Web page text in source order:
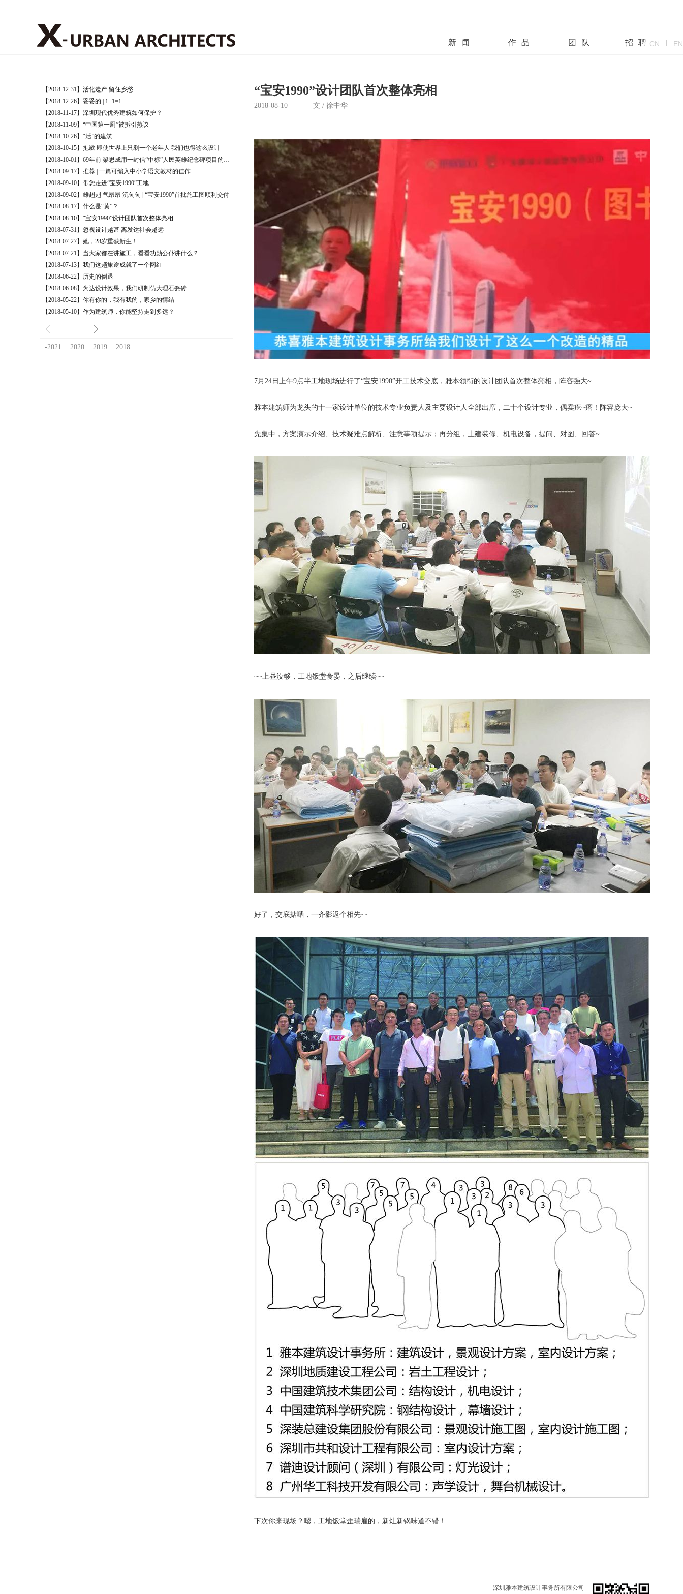
新闻 作品 团队 招聘CN EN
“宝安1990”设计团队首次整体亮相
2018-08-10 文 / 徐中华
7月24日上午9点半工地现场进行了“宝安1990”开工技术交底，雅本领衔的设计团队首次整体亮相，阵容强大~
雅本建筑师为龙头的十一家设计单位的技术专业负责人及主要设计人全部出席，二十个设计专业，偶卖疙~瘩！阵容庞大~
先集中，方案演示介绍、技术疑难点解析、注意事项提示；再分组，土建装修、机电设备，提问、对图、回答~
~~上昼没够，工地饭堂食晏，之后继续~~
好了，交底掂嗮，一齐影返个相先~~
下次你来现场？嗯，工地饭堂歪瑞雇的，新灶新锅味道不错！
【2018-12-31】活化遗产 留住乡愁
【2018-12-26】妥妥的 | 1+1=1
【2018-11-17】深圳现代优秀建筑如何保护？
【2018-11-09】“中国第一厕”被拆引热议
【2018-10-26】“活”的建筑
【2018-10-15】抱歉 即使世界上只剩一个老年人 我们也得这么设计
【2018-10-01】69年前 梁思成用一封信“中标”人民英雄纪念碑项目的设计
【2018-09-17】推荐 | 一篇可编入中小学语文教材的佳作
【2018-09-10】带您走进“宝安1990”工地
【2018-09-02】雄赳赳 气昂昂 沉甸甸 | ​“宝安1990”首批施工图顺利交付
【2018-08-17】什么是“黄”？
【2018-08-10】“宝安1990”设计团队首次整体亮相
【2018-07-31】忽视设计越甚 离发达社会越远
【2018-07-27】她，28岁重获新生！
【2018-07-21】当大家都在讲施工，看看功勋公仆讲什么？
【2018-07-13】我们这趟旅途成就了一个网红
【2018-06-22】历史的倒退
【2018-06-08】为达设计效果，我们研制仿大理石瓷砖
【2018-05-22】你有你的，我有我的，家乡的情结
【2018-05-10】作为建筑师，你能坚持走到多远？
-2021 2020 2019 2018
深圳雅本建筑设计事务所有限公司